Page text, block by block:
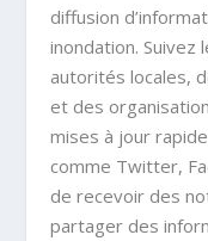
diffusion
inondation.
autorités locales,
et des
mises à jour
comme Twitter,
de recevoir des
partager des